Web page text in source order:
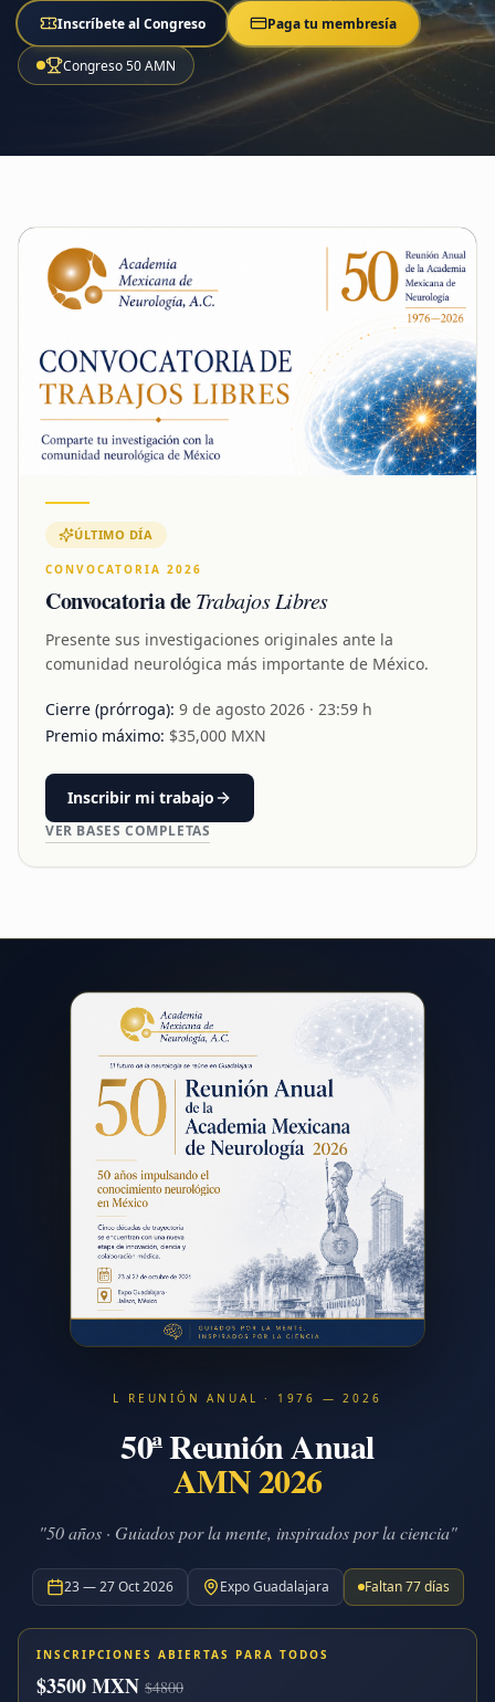
Inscríbete al Congreso Paga tu membresía
Congreso 50 AMN
ÚLTIMO DÍA
CONVOCATORIA 2026
Convocatoria deTrabajos Libres
Presente sus investigaciones originales ante la
comunidad neurológica más importante de México.
Cierre (prórroga): 9 de agosto 2026 · 23:59 h
Premio máximo: $35,000 MXN
Inscribir mi trabajo
VER BASES COMPLETAS
L REUNIÓN ANUAL · 1976 — 2026
50ª Reunión Anual
AMN 2026
"50 años · Guiados por la mente, inspirados por la ciencia"
23 — 27 Oct 2026 Expo Guadalajara Faltan77días
INSCRIPCIONES ABIERTAS PARA TODOS
$3500MXN $4800